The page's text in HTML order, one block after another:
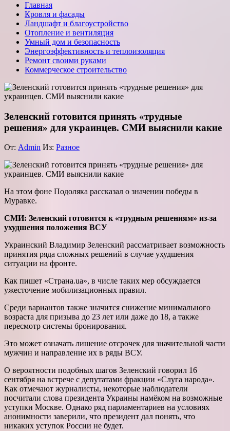
Главная
Кровля и фасады
Ландшафт и благоустройство
Отопление и вентиляция
Умный дом и безопасность
Энергоэффективность и теплоизоляция
Ремонт своими руками
Коммерческое строительство
Зеленский готовится принять «трудные
решения» для украинцев. СМИ выяснили какие
От: Admin Из: Разное
На этом фоне Подоляка рассказал о значении победы в
Муравке.
СМИ: Зеленский готовится к «трудным решениям» из-за
ухудшения положения ВСУ
Украинский Владимир Зеленский рассматривает возможность
принятия ряда сложных решений в случае ухудшения
ситуации на фронте.
Как пишет «Страна.ua», в числе таких мер обсуждается
ужесточение мобилизационных правил.
Среди вариантов также значится снижение минимального
возраста для призыва до 23 лет или даже до 18, а также
пересмотр системы бронирования.
Это может означать лишение отсрочек для значительной части
мужчин и направление их в ряды ВСУ.
О вероятности подобных шагов Зеленский говорил 16
сентября на встрече с депутатами фракции «Слуга народа».
Как отмечают журналисты, некоторые наблюдатели
посчитали слова президента Украины намёком на возможные
уступки Москве. Однако ряд парламентариев на условиях
анонимности заверили, что президент дал понять, что
никаких уступок России не будет.